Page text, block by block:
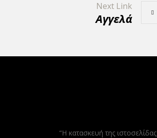
Next Link
Αγγελά
“Η κατασκευή της ιστοσελίδας